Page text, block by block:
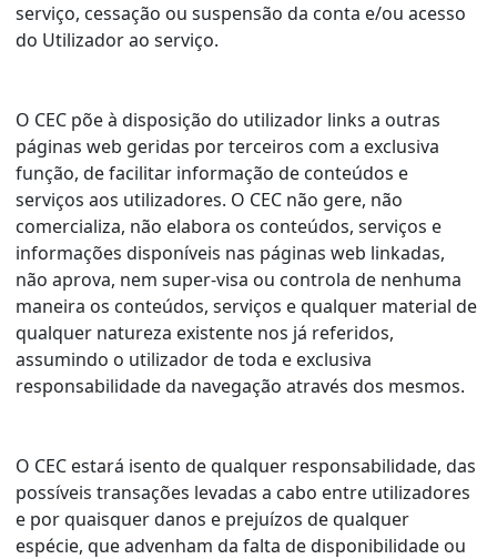
serviço, cessação ou suspensão da conta e/ou acesso
do Utilizador ao serviço.
O CEC põe à disposição do utilizador links a outras
páginas web geridas por terceiros com a exclusiva
função, de facilitar informação de conteúdos e
serviços aos utilizadores. O CEC não gere, não
comercializa, não elabora os conteúdos, serviços e
informações disponíveis nas páginas web linkadas,
não aprova, nem super-visa ou controla de nenhuma
maneira os conteúdos, serviços e qualquer material de
qualquer natureza existente nos já referidos,
assumindo o utilizador de toda e exclusiva
responsabilidade da navegação através dos mesmos.
O CEC estará isento de qualquer responsabilidade, das
possíveis transações levadas a cabo entre utilizadores
e por quaisquer danos e prejuízos de qualquer
espécie, que advenham da falta de disponibilidade ou